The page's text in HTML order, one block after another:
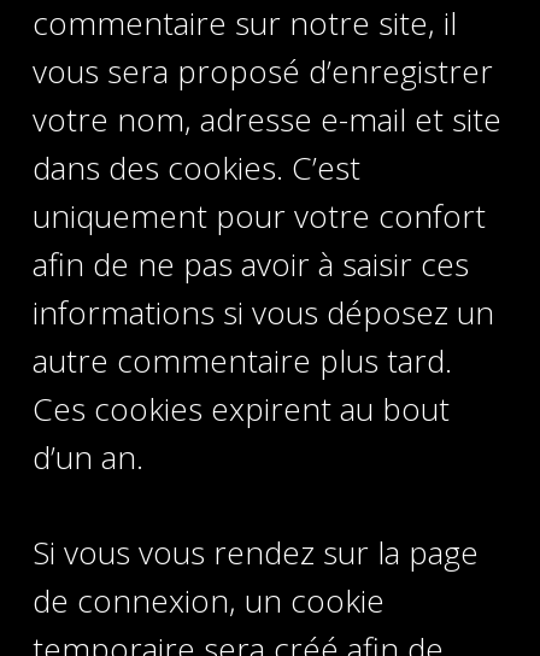
commentaire sur notre site, il
vous sera proposé d’enregistrer
votre nom, adresse e-mail et site
dans des cookies. C’est
uniquement pour votre confort
afin de ne pas avoir à saisir ces
informations si vous déposez un
autre commentaire plus tard.
Ces cookies expirent au bout
d’un an.
Si vous vous rendez sur la page
de connexion, un cookie